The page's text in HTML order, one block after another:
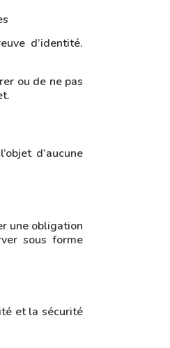
d’identité.
ou de ne pas
d’aucune
une obligation
sous forme
et la sécurité